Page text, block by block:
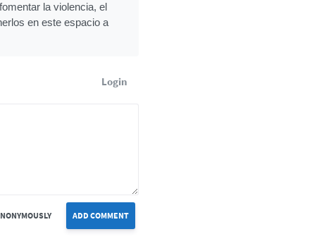
la violencia, el
en este espacio a
Login
ADD COMMENT